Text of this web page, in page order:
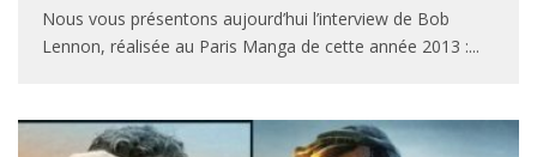
Nous vous présentons aujourd’hui l’interview de Bob
Lennon, réalisée au Paris Manga de cette année 2013 :...